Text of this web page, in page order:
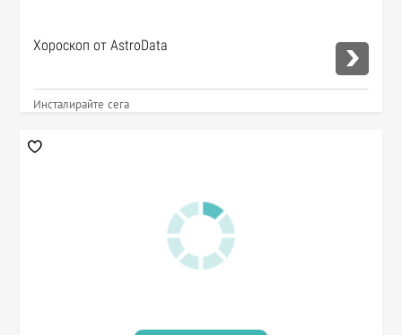
Хороскоп от AstroData
Инсталирайте сега